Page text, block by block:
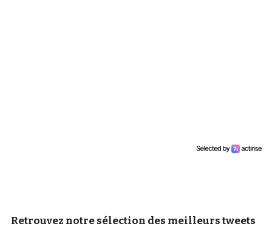
Retrouvez notre sélection des meilleurs tweets